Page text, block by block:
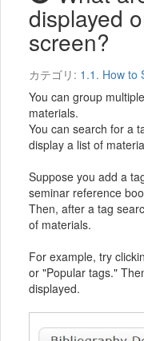
displayed
screen?
カテゴリ: 1.1. How to
You can group
materials.
You can search for a
display a list of
Suppose you add a
seminar reference
Then, after a tag
of materials.
For example, try
or "Popular tags."
displayed.